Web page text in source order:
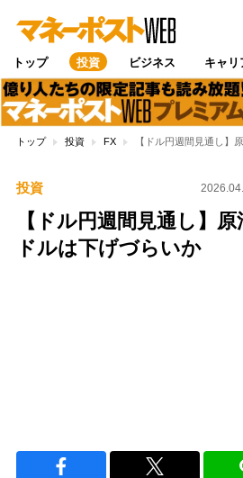
トップ 投資 ビジネス キャリ
トップ 投資 FX 【ドル円週間見通し】
投資
【ドル円週間見通し】
ドルは下げづらいか